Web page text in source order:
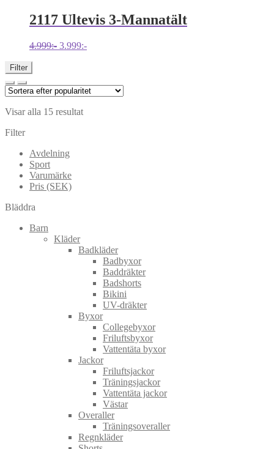
2117 Ultevis 3-Mannatält
4.999:- Det
4.999:-.
3.999:-Det
3.999:-.
Filter
Visar alla 15 resultat
Filter
Avdelning
Sport
Varumärke
Pris (SEK)
Bläddra
Barn
Kläder
Badkläder
Badbyxor
Baddräkter
Badshorts
Bikini
UV-dräkter
Byxor
Collegebyxor
Friluftsbyxor
Vattentäta byxor
Jackor
Friluftsjackor
Träningsjackor
Vattentäta jackor
Västar
Overaller
Träningsoveraller
Regnkläder